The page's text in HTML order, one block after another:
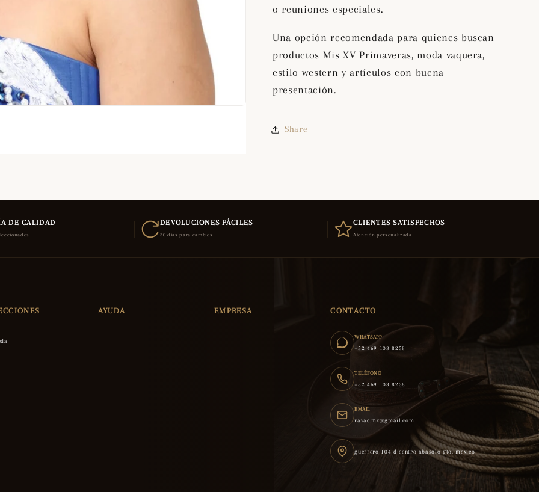
o reuniones especiales.
Una opción recomendada para quienes buscan
productos Mis XV Primaveras, moda vaquera,
estilo western y artículos con buena
presentación.
Share
DE CALIDAD DEVOLUCIONES FÁCILES
30 días para cambios
CLIENTES SATISFECHOS
Atención personalizada
AYUDA EMPRESA CONTACTO
WHATSAPP
+52 469 103 8258
TELÉFONO
+52 469 103 8258
EMAIL
ravac.mx@gmail.com
guerrero 104 d centro abasolo gto. mexico